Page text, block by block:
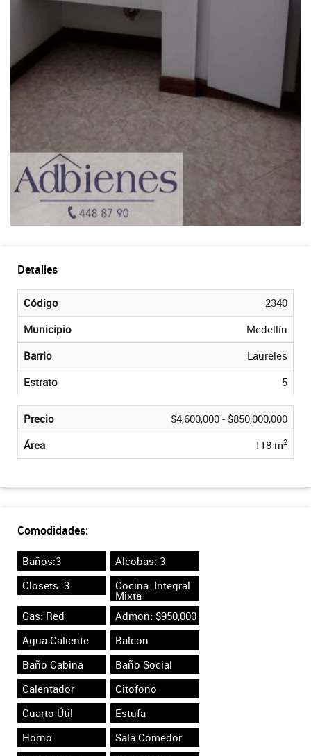
Detalles
Código
2340
Municipio
Medellín
Barrio
Laureles
Estrato
5
Precio
$4,600,000 - $850,000,000
Área
118 m2
Comodidades:
Baños:3
Alcobas: 3
Closets: 3
Cocina: Integral
Mixta
Gas: Red
Admon: $950,000
Agua Caliente
Balcon
Baño Cabina
Baño Social
Calentador
Citofono
Cuarto Útil
Estufa
Horno
Sala Comedor